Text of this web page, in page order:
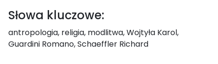
Słowa kluczowe:
antropologia, religia, modlitwa, Wojtyła Karol,
Guardini Romano, Schaeffler Richard